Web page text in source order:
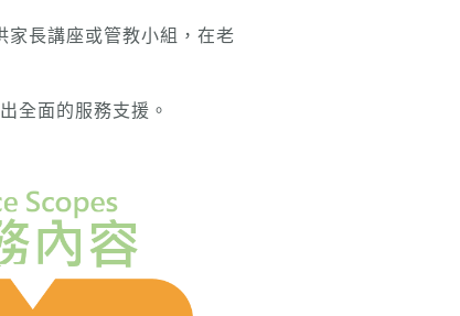
家長講座或管教小組，在老
全面的服務支援。